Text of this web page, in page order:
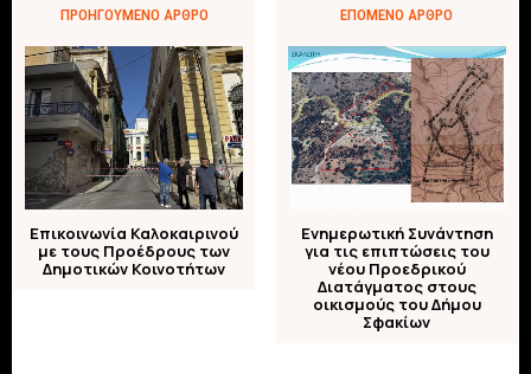
ΠΡΟΗΓΟΎΜΕΝΟ ΆΡΘΡΟ
Επικοινωνία Καλοκαιρινού
με τους Προέδρους των
Δημοτικών Κοινοτήτων
ΕΠΌΜΕΝΟ ΆΡΘΡΟ
Ενημερωτική Συνάντηση
για τις επιπτώσεις του
νέου Προεδρικού
Διατάγματος στους
οικισμούς του Δήμου
Σφακίων